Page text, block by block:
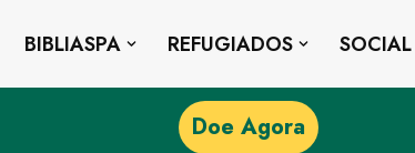
BIBLIASPA REFUGIADOS SOCIAL
Doe Agora